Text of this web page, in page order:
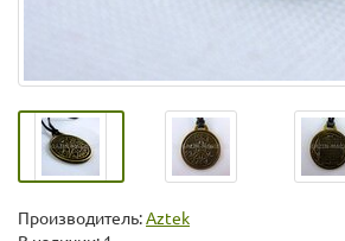
Производитель:Aztek